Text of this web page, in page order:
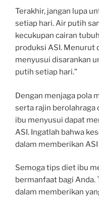
Terakhir, jangan lupa
setiap hari. Air putih
kecukupan cairan
produksi ASI. Menurut
menyusui disarankan
putih setiap hari.”
Dengan menjaga pola
serta rajin berolahraga
ibu menyusui dapat
ASI. Ingatlah bahwa
dalam memberikan
Semoga tips diet ibu
bermanfaat bagi Anda.
dalam memberikan